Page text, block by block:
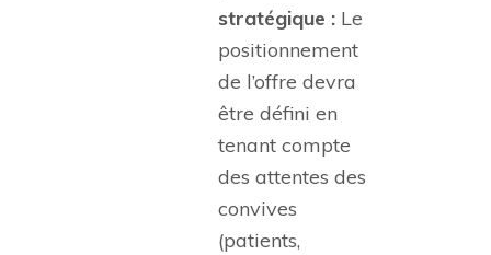
stratégique : Le
positionnement
de l’offre devra
être défini en
tenant compte
des attentes des
convives
(patients,